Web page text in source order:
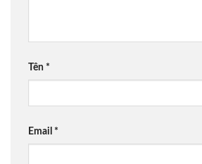
Tên *
Email *